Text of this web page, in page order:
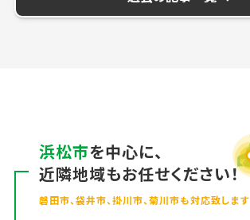
浜松市を中心に、
近隣地域もお任せください！
磐田市、袋井市、掛川市、菊川市も対応致します